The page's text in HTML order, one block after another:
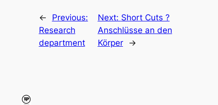
←
Previous:
Research
department
Next: Short Cuts ?
Anschlüsse an den
Körper
→